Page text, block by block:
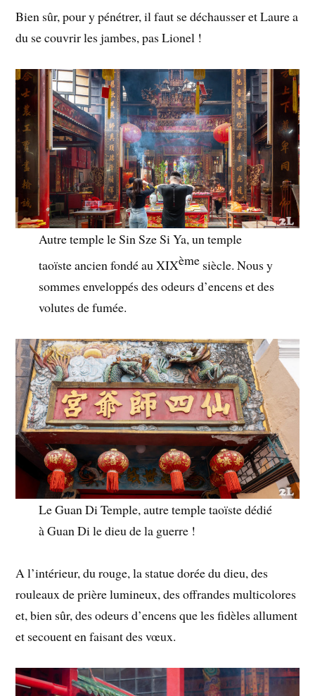
Bien sûr, pour y pénétrer, il faut se déchausser et Laure a
du se couvrir les jambes, pas Lionel !
Autre temple le Sin Sze Si Ya, un temple
taoïste ancien fondé au XIXèmesiècle. Nous y
sommes enveloppés des odeurs d’encens et des
volutes de fumée.
Le Guan Di Temple, autre temple taoïste dédié
à Guan Di le dieu de la guerre !
A l’intérieur, du rouge, la statue dorée du dieu, des
rouleaux de prière lumineux, des offrandes multicolores
et, bien sûr, des odeurs d’encens que les fidèles allument
et secouent en faisant des vœux.